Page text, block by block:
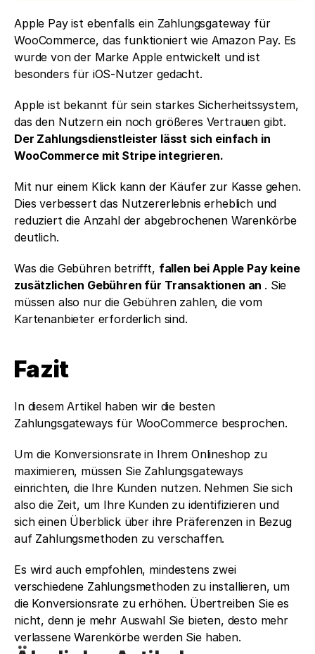
Apple Pay ist ebenfalls ein Zahlungsgateway für
WooCommerce, das funktioniert wie Amazon Pay. Es
wurde von der Marke Apple entwickelt und ist
besonders für iOS-Nutzer gedacht.
Apple ist bekannt für sein starkes Sicherheitssystem,
Der Zahlungsdienstleister lässt sich einfach in
WooCommerce mit Stripe integrieren.
Mit nur einem Klick kann der Käufer zur Kasse gehen.
Dies verbessert das Nutzererlebnis erheblich und
reduziert die Anzahl der abgebrochenen Warenkörbe
deutlich.
Was die Gebühren betrifft, fallen bei Apple Pay keine
zusätzlichen Gebühren für Transaktionen an . Sie
müssen also nur die Gebühren zahlen, die vom
Kartenanbieter erforderlich sind.
Fazit
In diesem Artikel haben wir die besten
Zahlungsgateways für WooCommerce besprochen.
Um die Konversionsrate in Ihrem Onlineshop zu
maximieren, müssen Sie Zahlungsgateways
einrichten, die Ihre Kunden nutzen. Nehmen Sie sich
also die Zeit, um Ihre Kunden zu identifizieren und
sich einen Überblick über ihre Präferenzen in Bezug
auf Zahlungsmethoden zu verschaffen.
Es wird auch empfohlen, mindestens zwei
verschiedene Zahlungsmethoden zu installieren, um
die Konversionsrate zu erhöhen. Übertreiben Sie es
nicht, denn je mehr Auswahl Sie bieten, desto mehr
verlassene Warenkörbe werden Sie haben.